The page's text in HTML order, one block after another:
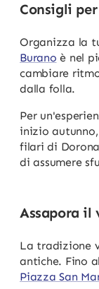
Consigli
Organizza la
Burano è nel
cambiare
dalla folla.
Per
inizio
filari di
di assumere
Assapora il
La tradizione
antiche. Fino
Piazza San